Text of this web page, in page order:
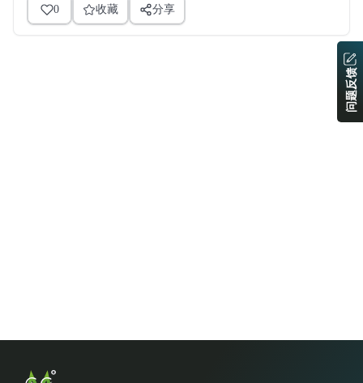
0 收藏 分享
问题反馈